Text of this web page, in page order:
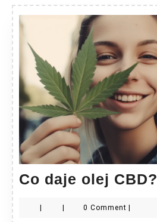
Co daje olej CBD?
0 Comment